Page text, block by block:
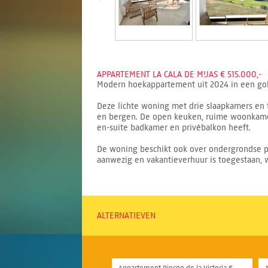
APPARTEMENT LA CALA DE MIJAS € 515.000,-
Modern hoekappartement uit 2024 in een
Deze lichte woning met drie slaapkamers
en bergen. De open keuken, ruime
en-suite badkamer en privébalkon heeft.
De woning beschikt ook over
aanwezig en vakantieverhuur is
ALTERNATIEVEN